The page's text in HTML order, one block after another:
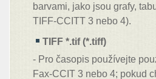
barvami, jako jsou grafy,
TIFF-CCITT 3 nebo 4).
TIFF *.tif (*.tiff)
- Pro časopis používejte
Fax-CCIT 3 nebo 4; pokud